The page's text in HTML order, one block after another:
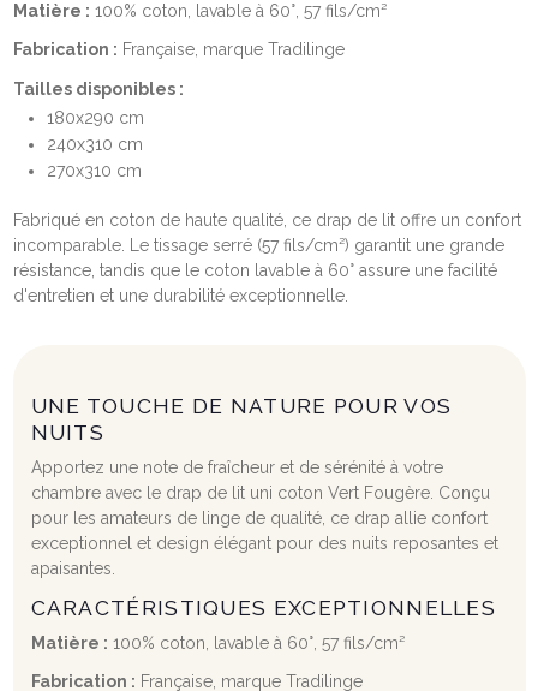
Matière : 100% coton, lavable à 60°, 57 fils/cm²
Fabrication : Française, marque Tradilinge
Tailles disponibles :
180x290 cm
240x310 cm
270x310 cm
Fabriqué en coton de haute qualité, ce drap de lit offre un confort
incomparable. Le tissage serré (57 fils/cm²) garantit une grande
résistance, tandis que le coton lavable à 60° assure une facilité
d'entretien et une durabilité exceptionnelle.
UNE TOUCHE DE NATURE POUR VOS
NUITS
Apportez une note de fraîcheur et de sérénité à votre
chambre avec le drap de lit uni coton Vert Fougère. Conçu
pour les amateurs de linge de qualité, ce drap allie confort
exceptionnel et design élégant pour des nuits reposantes et
apaisantes.
CARACTÉRISTIQUES EXCEPTIONNELLES
Matière : 100% coton, lavable à 60°, 57 fils/cm²
Fabrication : Française, marque Tradilinge